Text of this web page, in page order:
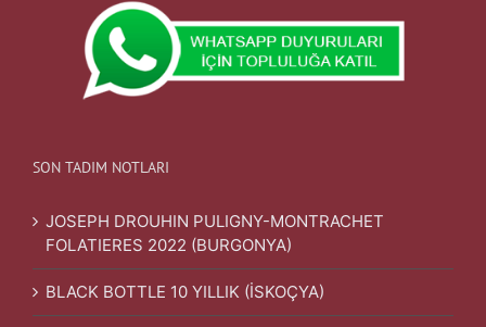
SON TADIM NOTLARI
JOSEPH DROUHIN PULIGNY-MONTRACHET
FOLATIERES 2022 (BURGONYA)
BLACK BOTTLE 10 YILLIK (İSKOÇYA)